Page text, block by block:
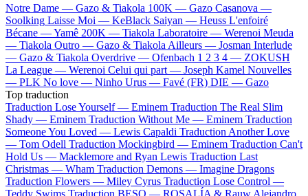
Notre Dame — Gazo & Tiakola 100K — Gazo Casanova —
Soolking Laisse Moi — KeBlack Saiyan — Heuss L'enfoiré
Bécane —Yamê 200K — Tiakola Laboratoire — Werenoi Meuda
— Tiakola Outro — Gazo & Tiakola Ailleurs — Josman Interlude
— Gazo & Tiakola Overdrive — Ofenbach 1 2 3 4 — ZOKUSH
La League — Werenoi Celui qui part — Joseph Kamel Nouvelles
— PLK No love — Ninho Urus — Favé (FR) DIE — Gazo
Top traduction
Traduction Lose Yourself — Eminem Traduction The Real Slim
Shady — Eminem Traduction Without Me — Eminem Traduction
Someone You Loved — Lewis Capaldi Traduction Another Love
— Tom Odell Traduction Mockingbird — Eminem Traduction Can't
Hold Us — Macklemore and Ryan Lewis Traduction Last
Christmas — Wham Traduction Demons — Imagine Dragons
Traduction Flowers — Miley Cyrus Traduction Lose Control —
Teddy Swims Traduction BESO — ROSALÍA & Rauw Alejandro